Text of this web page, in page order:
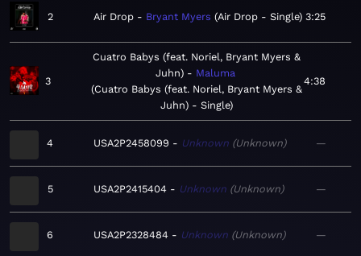
2 Air Drop Bryant Myers Air Drop - Single 3:25
3
Cuatro Babys (feat. Noriel, Bryant Myers &
Juhn)
Maluma
Cuatro Babys (feat. Noriel, Bryant Myers &
Juhn) - Single
4:38
4 USA2P2458099 Unknown Unknown —
5 USA2P2415404 Unknown Unknown —
6 USA2P2328484 Unknown Unknown —